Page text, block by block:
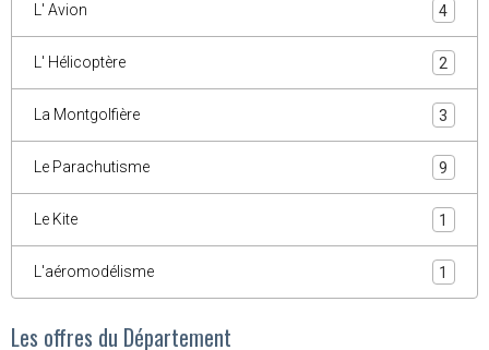
L' Avion 4
L' Hélicoptère 2
La Montgolfière 3
Le Parachutisme 9
Le Kite 1
L'aéromodélisme 1
Les offres du Département